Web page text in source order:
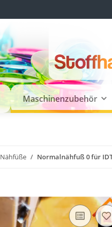
Maschinenzubehör
Nähfüße Normalnähfuß 0 für